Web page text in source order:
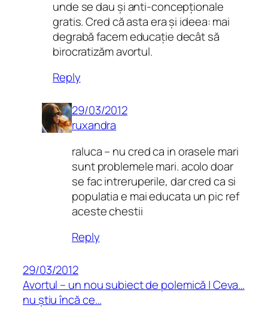
unde se dau și anti-concepționale
gratis. Cred că asta era și ideea: mai
degrabă facem educație decât să
birocratizăm avortul.
Reply
29/03/2012
ruxandra
raluca – nu cred ca in orasele mari
sunt problemele mari. acolo doar
se fac intreruperile, dar cred ca si
populatia e mai educata un pic ref
aceste chestii
Reply
29/03/2012
Avortul – un nou subiect de polemică | Ceva…
nu știu încă ce…